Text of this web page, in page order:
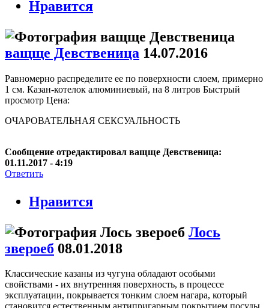
Нравится
ващще Девственица 14.07.2016
Равномерно распределите ее по поверхности слоем, примерно
1 см. Казан-котелок алюминиевый, на 8 литров Быстрый
просмотр Цена:
ОЧАРОВАТЕЛЬНАЯ СЕКСУАЛЬНОСТЬ
Сообщение отредактировал ващще Девственица:
01.11.2017 - 4:19
Ответить
Нравится
Лось
звероеб 08.01.2018
Классические казаны из чугуна обладают особыми
свойствами - их внутренняя поверхность, в процессе
эксплуатации, покрывается тонким слоем нагара, который